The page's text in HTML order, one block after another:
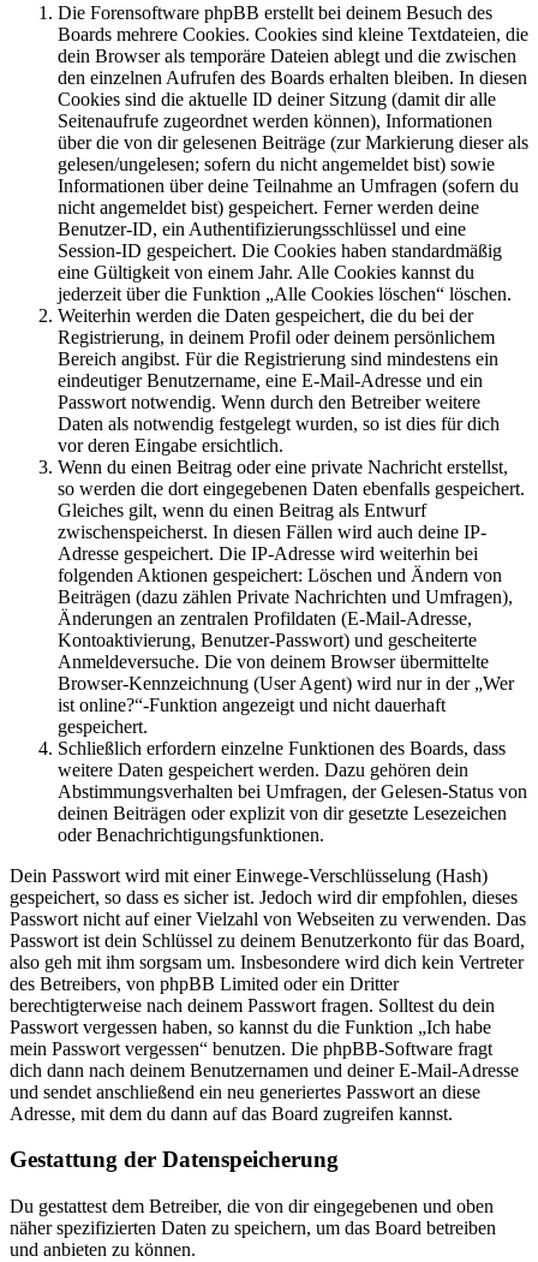
Die Forensoftware phpBB erstellt bei deinem Besuch des
Boards mehrere Cookies. Cookies sind kleine Textdateien, die
dein Browser als temporäre Dateien ablegt und die zwischen
den einzelnen Aufrufen des Boards erhalten bleiben. In diesen
Cookies sind die aktuelle ID deiner Sitzung (damit dir alle
Seitenaufrufe zugeordnet werden können), Informationen
über die von dir gelesenen Beiträge (zur Markierung dieser als
gelesen/ungelesen; sofern du nicht angemeldet bist) sowie
Informationen über deine Teilnahme an Umfragen (sofern du
nicht angemeldet bist) gespeichert. Ferner werden deine
Benutzer-ID, ein Authentifizierungsschlüssel und eine
Session-ID gespeichert. Die Cookies haben standardmäßig
eine Gültigkeit von einem Jahr. Alle Cookies kannst du
jederzeit über die Funktion „Alle Cookies löschen“ löschen.
Weiterhin werden die Daten gespeichert, die du bei der
Registrierung, in deinem Profil oder deinem persönlichem
Bereich angibst. Für die Registrierung sind mindestens ein
eindeutiger Benutzername, eine E-Mail-Adresse und ein
Passwort notwendig. Wenn durch den Betreiber weitere
Daten als notwendig festgelegt wurden, so ist dies für dich
vor deren Eingabe ersichtlich.
Wenn du einen Beitrag oder eine private Nachricht erstellst,
so werden die dort eingegebenen Daten ebenfalls gespeichert.
Gleiches gilt, wenn du einen Beitrag als Entwurf
zwischenspeicherst. In diesen Fällen wird auch deine IP-
Adresse gespeichert. Die IP-Adresse wird weiterhin bei
folgenden Aktionen gespeichert: Löschen und Ändern von
Beiträgen (dazu zählen Private Nachrichten und Umfragen),
Änderungen an zentralen Profildaten (E-Mail-Adresse,
Kontoaktivierung, Benutzer-Passwort) und gescheiterte
Anmeldeversuche. Die von deinem Browser übermittelte
Browser-Kennzeichnung (User Agent) wird nur in der „Wer
ist online?“-Funktion angezeigt und nicht dauerhaft
gespeichert.
Schließlich erfordern einzelne Funktionen des Boards, dass
weitere Daten gespeichert werden. Dazu gehören dein
Abstimmungsverhalten bei Umfragen, der Gelesen-Status von
deinen Beiträgen oder explizit von dir gesetzte Lesezeichen
oder Benachrichtigungsfunktionen.
Dein Passwort wird mit einer Einwege-Verschlüsselung (Hash)
gespeichert, so dass es sicher ist. Jedoch wird dir empfohlen, dieses
Passwort nicht auf einer Vielzahl von Webseiten zu verwenden. Das
Passwort ist dein Schlüssel zu deinem Benutzerkonto für das Board,
also geh mit ihm sorgsam um. Insbesondere wird dich kein Vertreter
des Betreibers, von phpBB Limited oder ein Dritter
berechtigterweise nach deinem Passwort fragen. Solltest du dein
Passwort vergessen haben, so kannst du die Funktion „Ich habe
mein Passwort vergessen“ benutzen. Die phpBB-Software fragt
dich dann nach deinem Benutzernamen und deiner E-Mail-Adresse
und sendet anschließend ein neu generiertes Passwort an diese
Adresse, mit dem du dann auf das Board zugreifen kannst.
Gestattung der Datenspeicherung
Du gestattest dem Betreiber, die von dir eingegebenen und oben
näher spezifizierten Daten zu speichern, um das Board betreiben
und anbieten zu können.